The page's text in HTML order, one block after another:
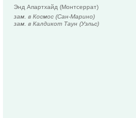
Энд Апартхайд (Монтсеррат)
зам. в Космос (Сан-Марино)
зам. в Калдикот Таун (Уэльс)